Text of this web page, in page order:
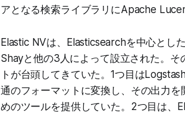
アとなる検索ライブラリにApache
Elastic NVは、Elasticsearchを中心とし
Shayと他の3人によって設立された。
トが台頭してきていた。1つ目は
通のフォーマットに変換し、その出力
めのツールを提供していた。2つ目は、